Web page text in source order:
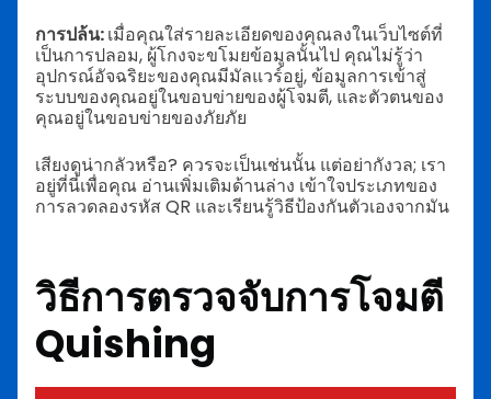
การปล้น:เมื่อคุณใส่รายละเอียดของคุณลงในเว็บไซต์ที่
เป็นการปลอม, ผู้โกงจะขโมยข้อมูลนั้นไป คุณไม่รู้ว่า
อุปกรณ์อัจฉริยะของคุณมีมัลแวร์อยู่, ข้อมูลการเข้าสู่
ระบบของคุณอยู่ในขอบข่ายของผู้โจมตี, และตัวตนของ
คุณอยู่ในขอบข่ายของภัยภัย
เสียงดูน่ากลัวหรือ? ควรจะเป็นเช่นนั้น แต่อย่ากังวล; เรา
อยู่ที่นี่เพื่อคุณ อ่านเพิ่มเติมด้านล่าง เข้าใจประเภทของ
การลวดลองรหัส QR และเรียนรู้วิธีป้องกันตัวเองจากมัน
วิธีการตรวจจับการโจมตี
Quishing